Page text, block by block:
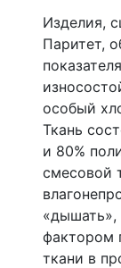
Изделия,
Паритет,
особый
Ткань
и 80%
смесовой
«дышать»,
фактором
ткани в